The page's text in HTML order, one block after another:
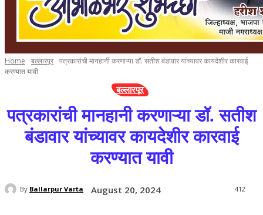
Home बल्लारपूर पत्रकारांची मानहानी करणाऱ्या डॉ. सतीश बंडावार यांच्यावर कायदेशीर कारवाई
करण्यात यावी
बल्लारपूर
पत्रकारांची मानहानी करणाऱ्या डॉ. सतीश
बंडावार यांच्यावर कायदेशीर कारवाई
करण्यात यावी
By Ballarpur Varta August 20, 2024 412